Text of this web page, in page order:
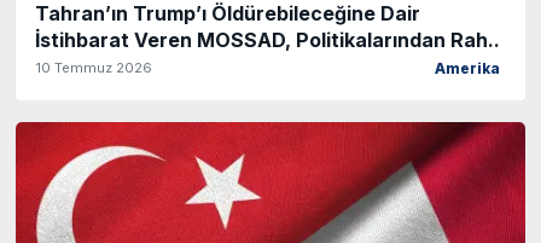
Tahran’ın Trump’ı Öldürebileceğine Dair
İstihbarat Veren MOSSAD, Politikalarından Rah..
10 Temmuz 2026 Amerika